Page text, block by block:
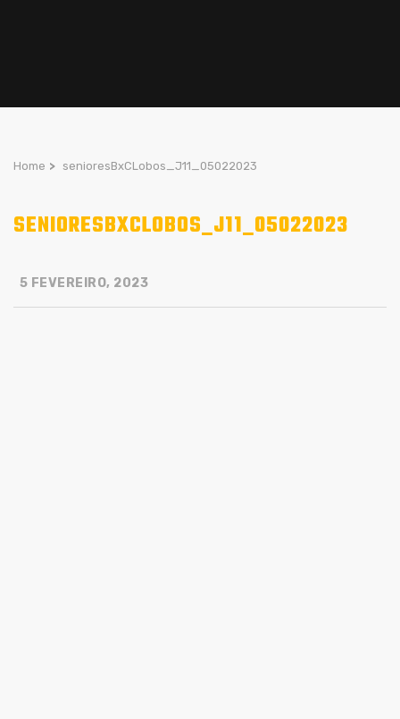
Home > senioresBxCLobos_J11_05022023
SENIORESBXCLOBOS_J11_05022023
5 FEVEREIRO, 2023